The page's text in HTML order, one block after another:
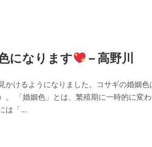
になります – 高野川
かけるようになりました。コサギの婚姻
。 「婚姻色」とは、繁殖期に一時的に変
は「…